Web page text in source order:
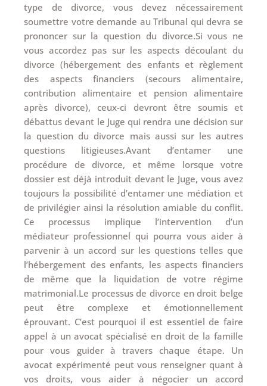
type de divorce, vous devez nécessairement
soumettre votre demande au Tribunal qui devra se
prononcer sur la question du divorce.Si vous ne
vous accordez pas sur les aspects découlant du
divorce (hébergement des enfants et règlement
des aspects financiers (secours alimentaire,
contribution alimentaire et pension alimentaire
après divorce), ceux-ci devront être soumis et
débattus devant le Juge qui rendra une décision sur
la question du divorce mais aussi sur les autres
questions litigieuses.Avant d’entamer une
procédure de divorce, et même lorsque votre
dossier est déjà introduit devant le Juge, vous avez
toujours la possibilité d’entamer une médiation et
de privilégier ainsi la résolution amiable du conflit.
Ce processus implique l’intervention d’un
médiateur professionnel qui pourra vous aider à
parvenir à un accord sur les questions telles que
l’hébergement des enfants, les aspects financiers
de même que la liquidation de votre régime
matrimonial.Le processus de divorce en droit belge
peut être complexe et émotionnellement
éprouvant. C’est pourquoi il est essentiel de faire
appel à un avocat spécialisé en droit de la famille
pour vous guider à travers chaque étape. Un
avocat expérimenté peut vous renseigner quant à
vos droits, vous aider à négocier un accord